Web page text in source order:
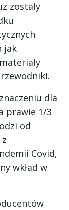
zostały
jak
dla
prawie 1/3
od
Covid,
wkład w